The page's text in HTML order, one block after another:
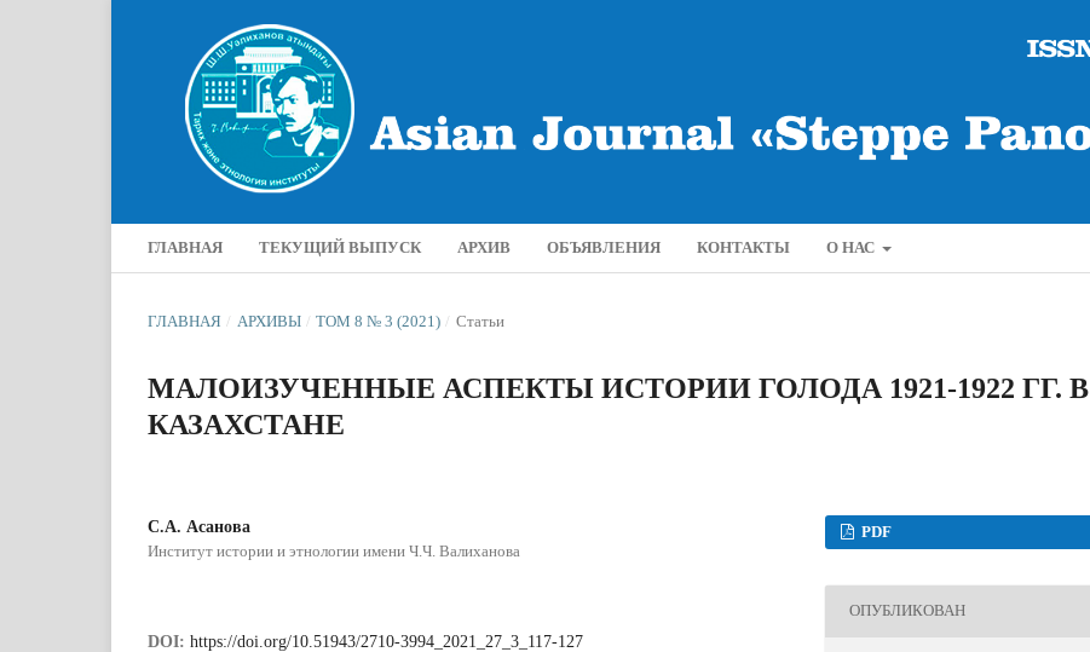
ГЛАВНАЯ ТЕКУЩИЙ ВЫПУСК АРХИВ ОБЪЯВЛЕНИЯ КОНТАКТЫ О НАС
ГЛАВНАЯ / АРХИВЫ / ТОМ 8 № 3 (2021) / Статьи
МАЛОИЗУЧЕННЫЕ АСПЕКТЫ ИСТОРИИ ГОЛОДА 1921-1922 ГГ. В
КАЗАХСТАНЕ
С.А. Асанова
Институт истории и этнологии имени Ч.Ч. Валиханова
DOI: https://doi.org/10.51943/2710-3994_2021_27_3_117-127
PDF
ОПУБЛИКОВАН